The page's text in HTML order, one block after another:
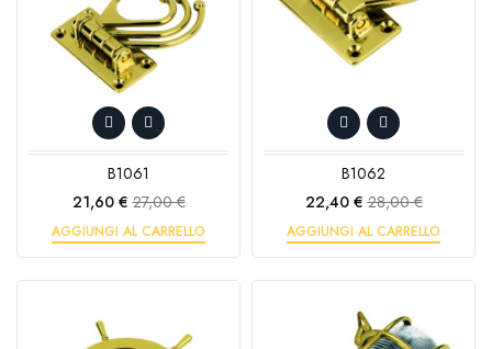
B1061
Prezzo
21,60 € Prezzo
base
27,00 €
AGGIUNGI AL CARRELLO
B1062
Prezzo
22,40 € Prezzo
base
28,00 €
AGGIUNGI AL CARRELLO